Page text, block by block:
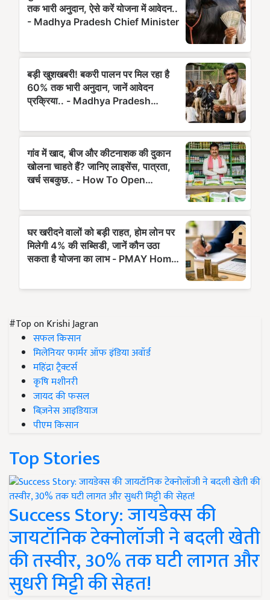
#Top on Krishi Jagran
सफल किसान
मिलेनियर फार्मर ऑफ इंडिया अवॉर्ड
महिंद्रा ट्रैक्टर्स
कृषि मशीनरी
जायद की फसल
बिज़नेस आइडियाज
पीएम किसान
Top Stories
Success Story: जायडेक्स की
जायटॉनिक टेक्नोलॉजी ने बदली खेती
की तस्वीर, 30% तक घटी लागत और
सुधरी मिट्टी की सेहत!